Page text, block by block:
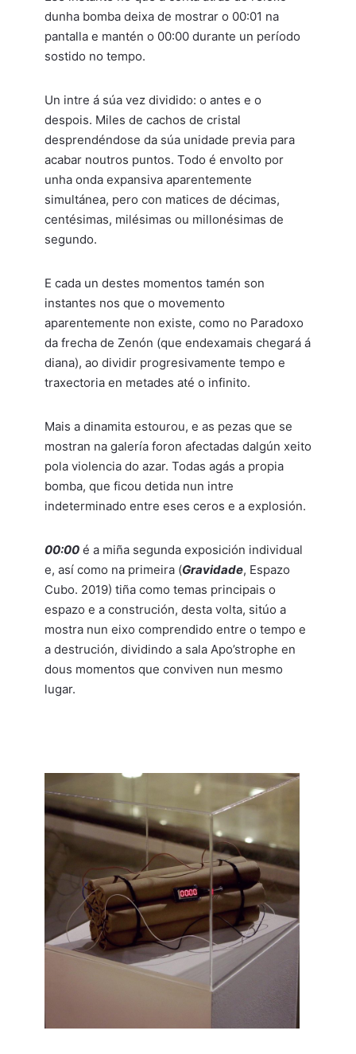
dunha bomba deixa de mostrar o 00:01 na
pantalla e mantén o 00:00 durante un período
sostido no tempo.
Un intre á súa vez dividido: o antes e o
despois. Miles de cachos de cristal
desprendéndose da súa unidade previa para
acabar noutros puntos. Todo é envolto por
unha onda expansiva aparentemente
simultánea, pero con matices de décimas,
centésimas, milésimas ou millonésimas de
segundo.
E cada un destes momentos tamén son
instantes nos que o movemento
aparentemente non existe, como no Paradoxo
da frecha de Zenón (que endexamais chegará á
diana), ao dividir progresivamente tempo e
traxectoria en metades até o infinito.
Mais a dinamita estourou, e as pezas que se
mostran na galería foron afectadas dalgún xeito
pola violencia do azar. Todas agás a propia
bomba, que ficou detida nun intre
indeterminado entre eses ceros e a explosión.
00:00 é a miña segunda exposición individual
e, así como na primeira (Gravidade, Espazo
Cubo. 2019) tiña como temas principais o
espazo e a construción, desta volta, sitúo a
mostra nun eixo comprendido entre o tempo e
a destrución, dividindo a sala Apo’strophe en
dous momentos que conviven nun mesmo
lugar.